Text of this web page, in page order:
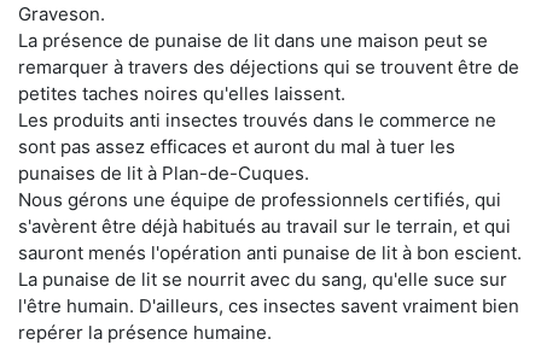
Graveson.
La présence de punaise de lit dans une maison peut se
remarquer à travers des déjections qui se trouvent être de
petites taches noires qu'elles laissent.
Les produits anti insectes trouvés dans le commerce ne
sont pas assez efficaces et auront du mal à tuer les
punaises de lit à Plan-de-Cuques.
Nous gérons une équipe de professionnels certifiés, qui
s'avèrent être déjà habitués au travail sur le terrain, et qui
sauront menés l'opération anti punaise de lit à bon escient.
La punaise de lit se nourrit avec du sang, qu'elle suce sur
l'être humain. D'ailleurs, ces insectes savent vraiment bien
repérer la présence humaine.